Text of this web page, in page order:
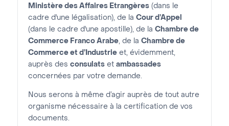
Ministère des Affaires Etrangères(dans le
cadre d'une légalisation), de la Cour d’Appel
(dans le cadre d'une apostille), de la Chambre de
Commerce Franco Arabe, de la Chambre de
Commerce et d’Industrieet, évidemment,
auprès des consulatset ambassades
concernées par votre demande.
Nous serons à même d’agir auprès de tout autre
organisme nécessaire à la certification de vos
documents.